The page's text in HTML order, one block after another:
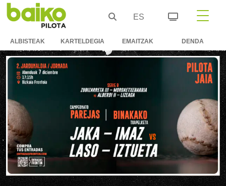
ES
ALBISTEAK KARTELDEGIA EMAITZAK DENDA